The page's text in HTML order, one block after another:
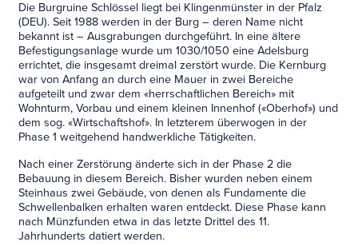
Die Burgruine Schlössel liegt bei Klingenmünster in der Pfalz
(DEU). Seit 1988 werden in der Burg – deren Name nicht
bekannt ist – Ausgrabungen durchgeführt. In eine ältere
Befestigungsanlage wurde um 1030/1050 eine Adelsburg
errichtet, die insgesamt dreimal zerstört wurde. Die Kernburg
war von Anfang an durch eine Mauer in zwei Bereiche
aufgeteilt und zwar dem «herrschaftlichen Bereich» mit
Wohnturm, Vorbau und einem kleinen Innenhof («Oberhof») und
dem sog. «Wirtschaftshof». In letzterem überwogen in der
Phase 1 weitgehend handwerkliche Tätigkeiten.
Nach einer Zerstörung änderte sich in der Phase 2 die
Bebauung in diesem Bereich. Bisher wurden neben einem
Steinhaus zwei Gebäude, von denen als Fundamente die
Schwellenbalken erhalten waren entdeckt. Diese Phase kann
nach Münzfunden etwa in das letzte Drittel des 11.
Jahrhunderts datiert werden.